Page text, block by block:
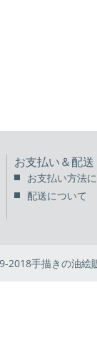
お支払い＆配送
お支払い方法
配送について
2018手描きの油絵